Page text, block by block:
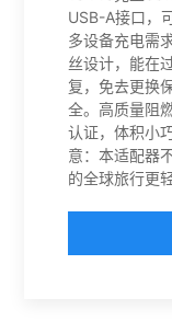
USB-A接口，
多设备充电需
丝设计，能在
复，免去更换
全。高质量阻
认证，体积小
意：本适配器
的全球旅行更轻